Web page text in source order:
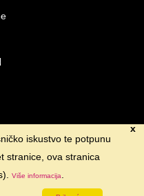
x
iskustvo te potpunu
stranice, ova stranica
Više informacija